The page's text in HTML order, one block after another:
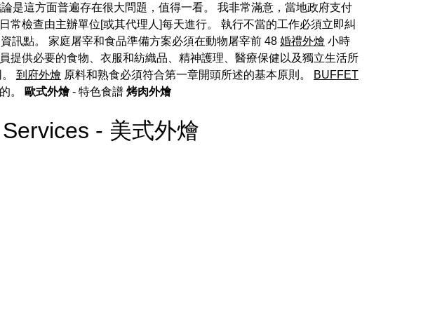
是這方面普遍存在很大問題，值得一看。 我非常滿意，當地政府支付
檢查由主辦單位[或其代理人]每天進行。 執行不當的工作必須立即糾
訊點。 家庭屠宰和食品準備方案必須在動物屠宰前 48 婚禮外燴 小時
提供必要的食物、衣服和紡織品、精神護理、醫療保健以及獨立生活所
到府外燴 原料和熟食必須符合第一章開頭所述的基本原則。
BUFFET
。 歐式外燴 - 特色食譜 烤肉外燴
- 美式外燴